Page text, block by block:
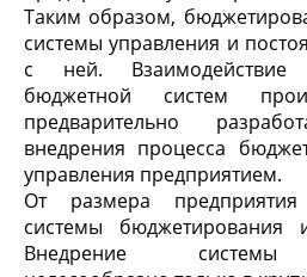
Таким образом,
системы управления и
с ней. Взаимодействие
бюджетной систем
предварительно
внедрения процесса
управления предприятием.
От размера предприятия
системы бюджетирования
Внедрение системы